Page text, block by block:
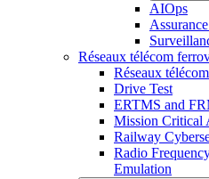
AIOps
Réseaux télécom
Réseaux
Drive Test
ERTMS and
Mission Critical
Railway
Radio
Emulation